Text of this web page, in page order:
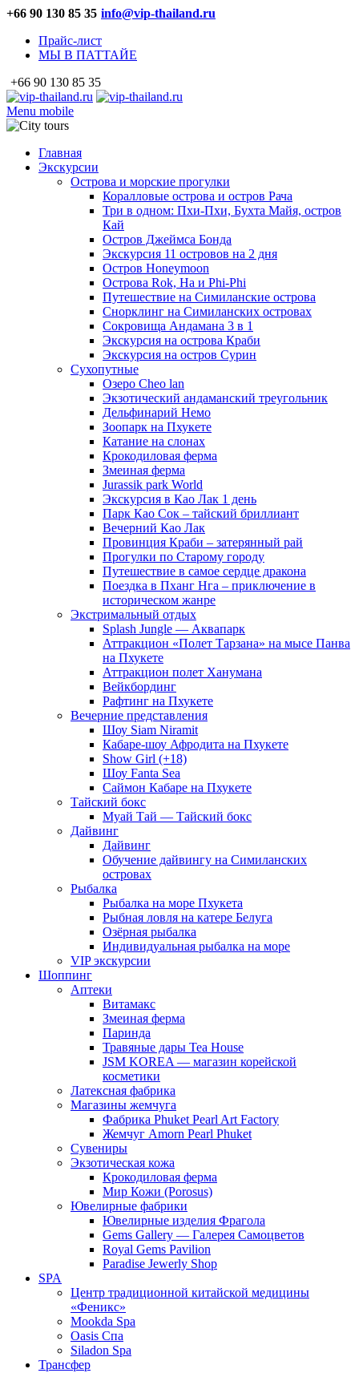
+66 90 130 85 35 info@vip-thailand.ru
Прайс-лист
МЫ В ПАТТАЙЕ
+66 90 130 85 35
Menu mobile
Главная
Экскурсии
Острова и морские прогулки
Коралловые острова и остров Рача
Три в одном: Пхи-Пхи, Бухта Майя, остров
Кай
Остров Джеймса Бонда
Экскурсия 11 островов на 2 дня
Остров Honeymoon
Острова Rok, Ha и Phi-Phi
Путешествие на Симиланские острова
Снорклинг на Симиланских островах
Сокровища Андамана 3 в 1
Экскурсия на острова Краби
Экскурсия на остров Сурин
Сухопутные
Озеро Cheo lan
Экзотический андаманский треугольник
Дельфинарий Немо
Зоопарк на Пхукете
Катание на слонах
Крокодиловая ферма
Змеиная ферма
Jurassik park World
Экскурсия в Као Лак 1 день
Парк Као Сок – тайский бриллиант
Вечерний Као Лак
Провинция Краби – затерянный рай
Прогулки по Старому городу
Путешествие в самое сердце дракона
Поездка в Пханг Нга – приключение в
историческом жанре
Экстримальный отдых
Splash Jungle — Аквапарк
Аттракцион «Полет Тарзана» на мысе Панва
на Пхукете
Аттракцион полет Ханумана
Вейкбординг
Рафтинг на Пхукете
Вечерние представления
Шоу Siam Niramit
Кабаре-шоу Афродита на Пхукете
Show Girl (+18)
Шоу Fanta Sea
Саймон Кабаре на Пхукете
Тайский бокс
Муай Тай — Тайский бокс
Дайвинг
Дайвинг
Обучение дайвингу на Симиланских
островах
Рыбалка
Рыбалка на море Пхукета
Рыбная ловля на катере Белуга
Озёрная рыбалка
Индивидуальная рыбалка на море
VIP экскурсии
Шоппинг
Аптеки
Витамакс
Змеиная ферма
Паринда
Травяные дары Tea House
JSM KOREA — магазин корейской
косметики
Латексная фабрика
Магазины жемчуга
Фабрика Phuket Pearl Art Factory
Жемчуг Amorn Pearl Phuket
Сувениры
Экзотическая кожа
Крокодиловая ферма
Мир Кожи (Porosus)
Ювелирные фабрики
Ювелирные изделия Фрагола
Gems Gallery — Галерея Самоцветов
Royal Gems Pavilion
Paradise Jewerly Shop
SPA
Центр традиционной китайской медицины
«Феникс»
Mookda Spa
Oasis Спа
Siladon Spa
Трансфер